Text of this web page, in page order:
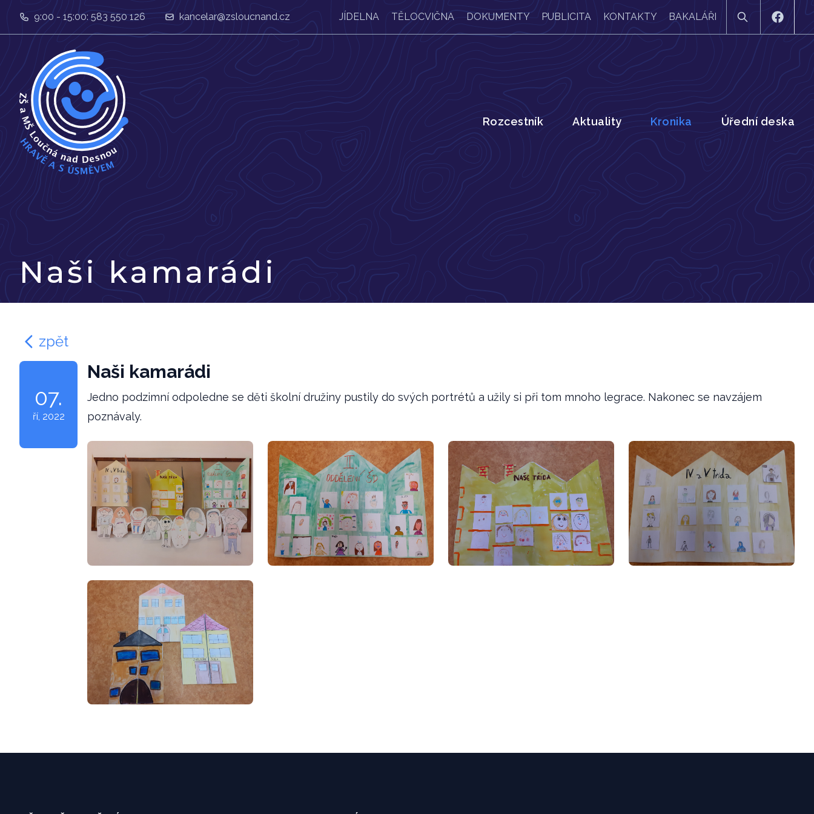
9:00 - 15:00: 583 550 126 kancelar@zsloucnand.cz JÍDELNA TĚLOCVIČNA DOKUMENTY PUBLICITA KONTAKTY BAKALÁŘI
Rozcestník Aktuality Kronika Úřední deska
Naši kamarádi
zpět
07.
ří, 2022
Naši kamarádi
Jedno podzimní odpoledne se děti školní družiny pustily do svých portrétů a užily si při tom mnoho legrace. Nakonec se navzájem
poznávaly.